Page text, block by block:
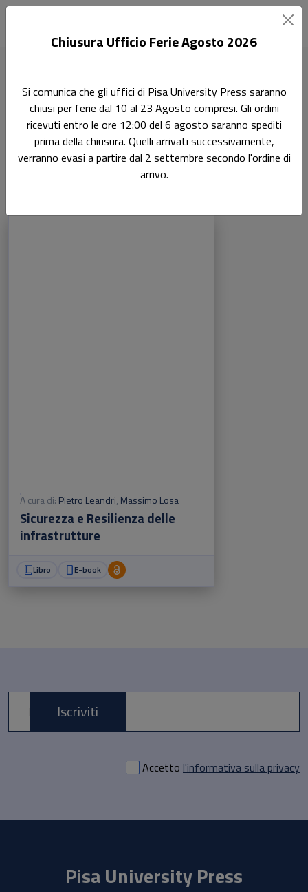
Strade, Ferrovie e Aeroporti 08/CEAR-03
RicercaStrade, Ferrovie e
Aeroporti 08/CEAR-03
A cura di: Pietro Leandri, Massimo Losa
Sicurezza e Resilienza delle
infrastrutture
Libro E-book
E-mail *
Accetto l'informativa sulla privacy
Iscriviti
Pisa University Press
Chiusura Ufficio Ferie Agosto 2026
Si comunica che gli uffici di Pisa University Press saranno
chiusi per ferie dal 10 al 23 Agosto compresi. Gli ordini
ricevuti entro le ore 12:00 del 6 agosto saranno spediti
prima della chiusura. Quelli arrivati successivamente,
verranno evasi a partire dal 2 settembre secondo l'ordine di
arrivo.